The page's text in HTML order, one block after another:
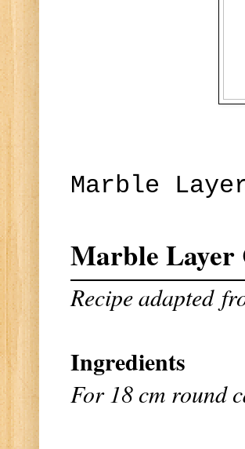
Marble
Marble Layer
Recipe adapted
Ingredients
For 18 cm round